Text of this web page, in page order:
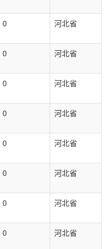
0 河北省
0 河北省
0 河北省
0 河北省
0 河北省
0 河北省
0 河北省
0 河北省